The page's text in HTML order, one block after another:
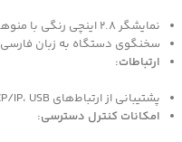
نمایشگر 2.8 اینچی رنگی با منوهای فارسی
سخنگوی دستگاه به زبان فارسی
ارتباطات:
پشتیبانی از ارتباط‌های TCP/IP، USB و WiFi
امکانات کنترل دسترسی: